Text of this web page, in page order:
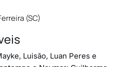
(SC)
Luisão, Luan Peres e